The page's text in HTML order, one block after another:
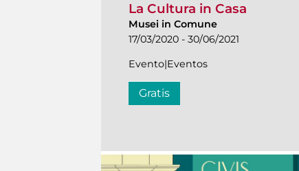
La Cultura in Casa
Musei in Comune
17/03/2020 - 30/06/2021
Evento|Eventos
Gratis